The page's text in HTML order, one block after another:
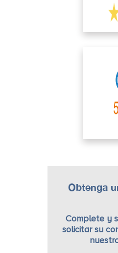
Obtenga
Complete y
solicitar su